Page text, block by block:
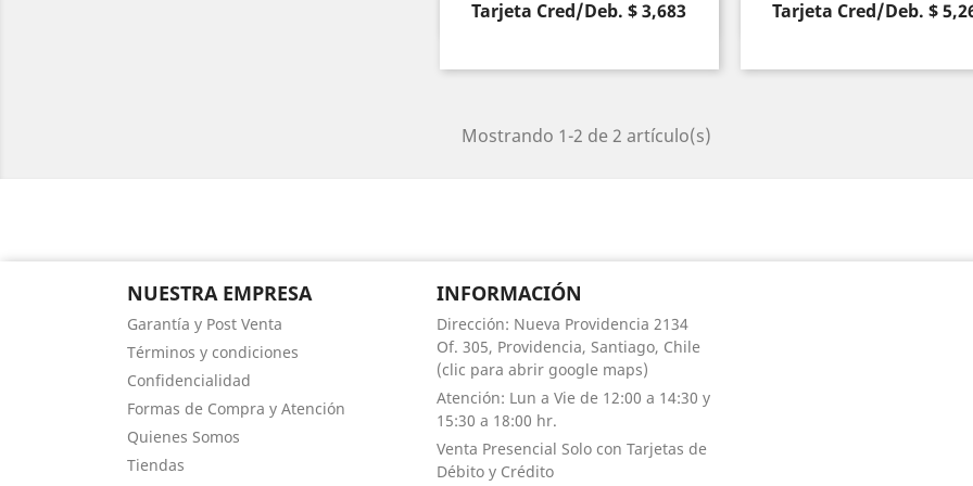
Tarjeta Cred/Deb. $ 3,683
Vista rápida
Tarjeta Cred/Deb. $
Vista rápida
Mostrando 1-2 de 2 artículo(s)
NUESTRA EMPRESA
Garantía y Post Venta
Términos y condiciones
Confidencialidad
Formas de Compra y Atención
Quienes Somos
Tiendas
INFORMACIÓN
Dirección: Nueva Providencia 2134
Of. 305, Providencia, Santiago, Chile
(clic para abrir google maps)
Atención: Lun a Vie de 12:00 a 14:30 y
15:30 a 18:00 hr.
Venta Presencial Solo con Tarjetas de
Débito y Crédito